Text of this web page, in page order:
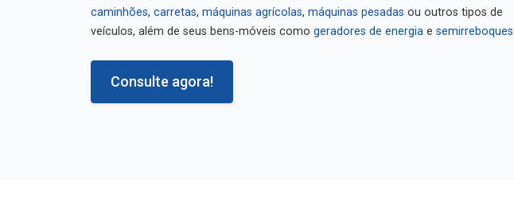
caminhões
máquinas agrícolas máquinas pesadas
ou outros tipos de
veículos, além de seus bens-móveis como
geradores de energia semirreboques
Consulte agora!